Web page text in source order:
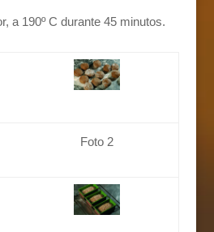
a 190º C durante 45 minutos.
Foto 2